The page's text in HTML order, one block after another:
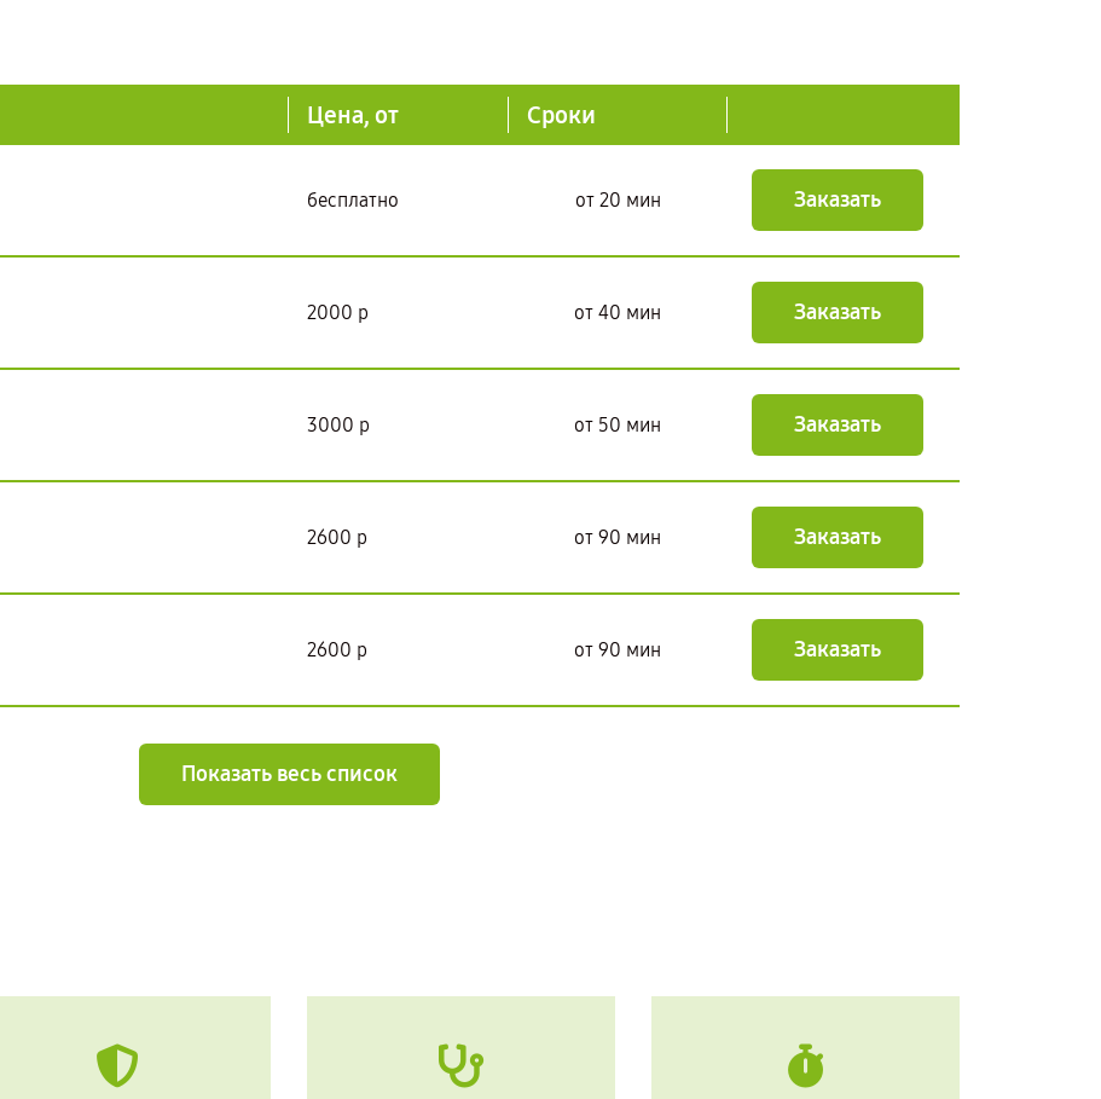
Цена, от Сроки
бесплатно от 20 мин Заказать
2000 р от 40 мин Заказать
3000 р от 50 мин Заказать
2600 р от 90 мин Заказать
2600 р от 90 мин Заказать
Показать весь список